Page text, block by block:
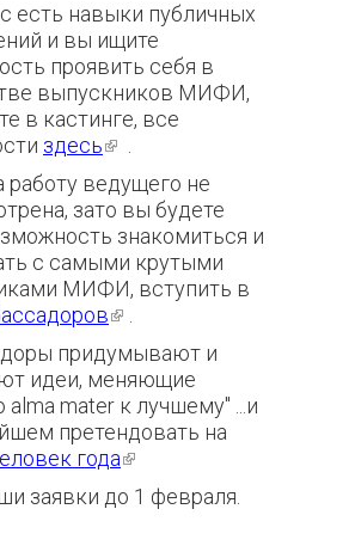
есть навыки публичных
и вы ищите
проявить себя в
выпускников МИФИ,
в кастинге, все
здесь(внешняя
работу ведущего не
зато вы будете
знакомиться и
с самыми крутыми
МИФИ, вступить в
(внешняя
придумывают и
идеи, меняющие
mater к лучшему"
...и
претендовать на
года(внешняя
ссылка)
заявки до 1 февраля.